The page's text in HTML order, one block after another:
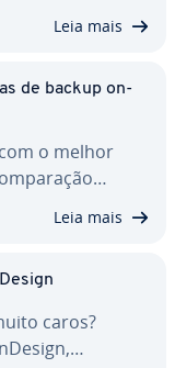
Leia mais
de backup on-
o melhor
Leia mais
caros?